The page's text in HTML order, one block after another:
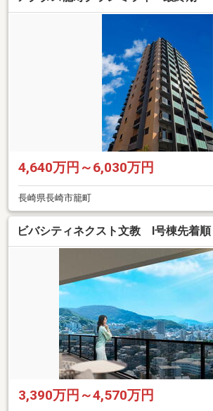
4,640万円～6,030万円
長崎県長崎市籠町
ビバシティネクスト文教 I号棟先着順
3,390万円～4,570万円